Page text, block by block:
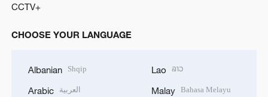
CCTV+
CHOOSE YOUR LANGUAGE
Albanian Shqip
Arabic العربية
Lao ລາວ
Malay Bahasa Melayu